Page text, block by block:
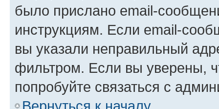
было прислано email-
инструкциям. Если email-
вы указали неправильный
фильтром. Если вы уверены,
попробуйте связаться с
Вернуться к началу